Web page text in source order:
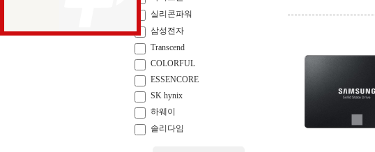
실리콘파워
삼성전자
Transcend
COLORFUL
ESSENCORE
SK hynix
하웨이
솔리다임